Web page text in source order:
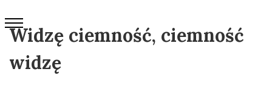
Widzę ciemność, ciemność
widzę